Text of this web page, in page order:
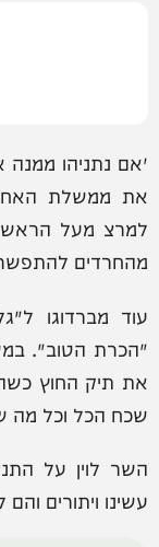
״אם נתניהו
את ממשלת
למרצ מעל
מהחרדים
עוד מברדוגו
את תיק החוץ
שכח הכל וכל מה
השר לוין על
עשינו ויתורים